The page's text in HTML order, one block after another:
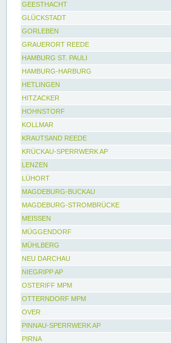
GEESTHACHT
GLÜCKSTADT
GORLEBEN
GRAUERORT REEDE
HAMBURG ST. PAULI
HAMBURG-HARBURG
HETLINGEN
HITZACKER
HOHNSTORF
KOLLMAR
KRAUTSAND REEDE
KRÜCKAU-SPERRWERK AP
LENZEN
LÜHORT
MAGDEBURG-BUCKAU
MAGDEBURG-STROMBRÜCKE
MEISSEN
MÜGGENDORF
MÜHLBERG
NEU DARCHAU
NIEGRIPP AP
OSTERIFF MPM
OTTERNDORF MPM
OVER
PINNAU-SPERRWERK AP
PIRNA